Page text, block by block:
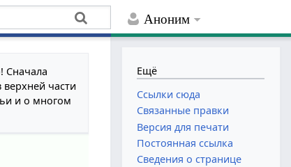
Аноним
Сначала
части
и о многом
Ещё
Ссылки сюда
Связанные правки
Версия для печати
Постоянная ссылка
Сведения о странице